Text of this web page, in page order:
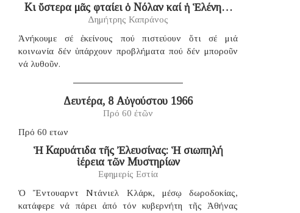
Κι ὕστερα μᾶς φταίει ὁ Νόλαν καί ἡ Ἑλένη…
Δημήτρης Καπράνος
Ἀνήκουμε σέ ἐκείνους πού πιστεύουν ὅτι σέ μιά
κοινωνία δέν ὑπάρχουν προβλήματα πού δέν μποροῦν
νά λυθοῦν.
Δευτέρα, 8 Αὐγούστου 1966
Πρό 60 ἐτῶν
Πρό 60 ετων
Ἡ Καρυάτιδα τῆς Ἐλευσίνας: Ἡ σιωπηλή
ἱέρεια τῶν Μυστηρίων
Εφημερίς Εστία
Ὁ Ἔντουαρντ Ντάνιελ Κλάρκ, μέσῳ δωροδοκίας,
κατάφερε νά πάρει ἀπό τόν κυβερνήτη τῆς Ἀθήνας